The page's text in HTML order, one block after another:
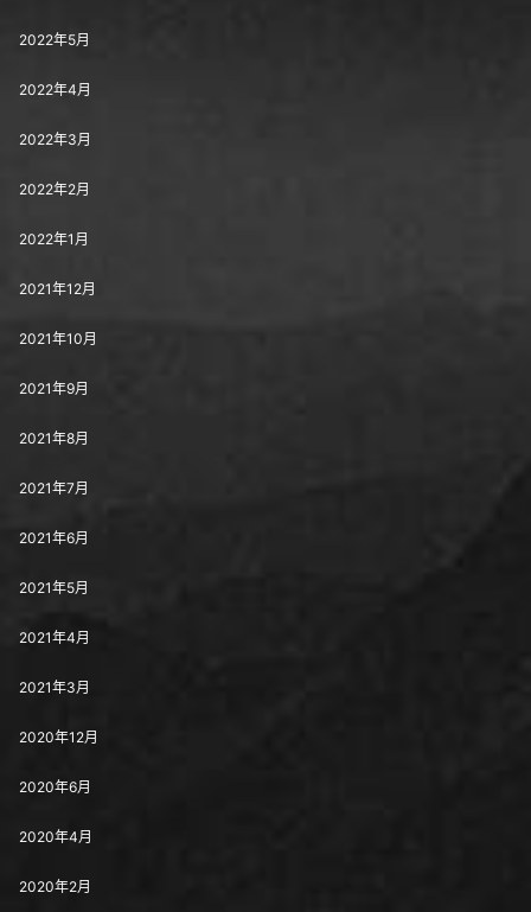
2022年5月
2022年4月
2022年3月
2022年2月
2022年1月
2021年12月
2021年10月
2021年9月
2021年8月
2021年7月
2021年6月
2021年5月
2021年4月
2021年3月
2020年12月
2020年6月
2020年4月
2020年2月